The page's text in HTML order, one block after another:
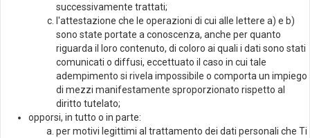
successivamente trattati;
l'attestazione che le operazioni di cui alle lettere a) e b)
sono state portate a conoscenza, anche per quanto
riguarda il loro contenuto, di coloro ai quali i dati sono stati
comunicati o diffusi, eccettuato il caso in cui tale
adempimento si rivela impossibile o comporta un impiego
di mezzi manifestamente sproporzionato rispetto al
diritto tutelato;
opporsi, in tutto o in parte:
per motivi legittimi al trattamento dei dati personali che Ti